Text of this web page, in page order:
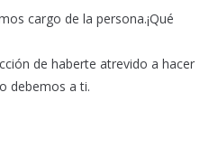
cargo de la persona.¡Qué
de haberte atrevido a hacer
debemos a ti.